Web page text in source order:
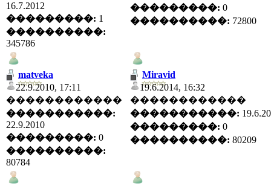
16.7.2012
���������: 1
����������:
345786
���������: 0
����������: 72800
matveka
22.9.2010, 17:11
������������
�����������:
22.9.2010
���������: 0
����������:
80784
Miravid
19.6.2014, 16:32
������������
�����������:
���������: 0
����������: 80209